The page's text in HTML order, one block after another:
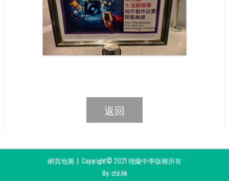
返回
網頁地圖 | Copyright© 2021 德蘭中學版權所有
By: ctd.hk